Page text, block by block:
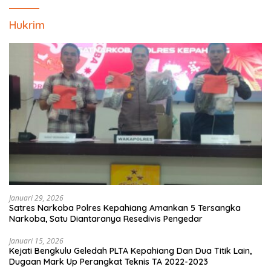
Hukrim
Januari 29, 2026
Satres Narkoba Polres Kepahiang Amankan 5 Tersangka
Narkoba, Satu Diantaranya Resedivis Pengedar
Januari 15, 2026
Kejati Bengkulu Geledah PLTA Kepahiang Dan Dua Titik Lain,
Dugaan Mark Up Perangkat Teknis TA 2022-2023